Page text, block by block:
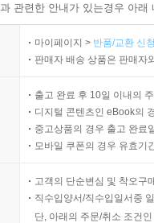
관련한 안내가 있는경우 아
마이페이지 > 반품/교환 신
판매자 배송 상품은 판매자
출고 완료 후 10일 이내의
디지털 콘텐츠인 eBook의
중고상품의 경우 출고 완료
모바일 쿠폰의 경우 유효기
고객의 단순변심 및 착오구
직수입양서/직수입일서중
단, 아래의 주문/취소 조건